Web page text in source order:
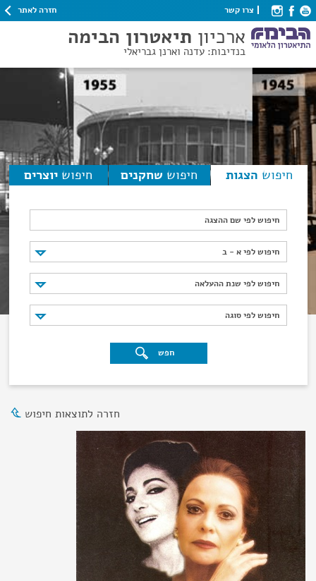
צרו קשר חזרה לאתר
ארכיון תיאטרון הבימה
בנדיבות: עדנה וארנן גבריאלי
חיפוש הצגות חיפוש שחקנים חיפוש יוצרים
חיפוש לפי שם ההצגה
חיפוש לפי א - ב
חיפוש לפי א - ב
חיפוש לפי שנת ההעלאה
חיפוש לפי שנת ההעלאה
חיפוש לפי סוגה
חיפוש לפי סוגה
חפש
חזרה לתוצאות חיפוש